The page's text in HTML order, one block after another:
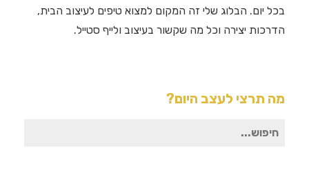
בכל יום. הבלוג שלי זה המקום למצוא טיפים לעיצוב הבית,
הדרכות יצירה וכל מה שקשור בעיצוב ולייף סטייל.
מה תרצי לעצב היום?
חיפוש